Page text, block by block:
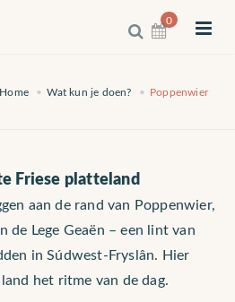
0
Home Wat kun je doen? Poppenwier
Friese platteland
aan de rand van Poppenwier,
Lege Geaën – een lint van
in Súdwest-Fryslân. Hier
het ritme van de dag.